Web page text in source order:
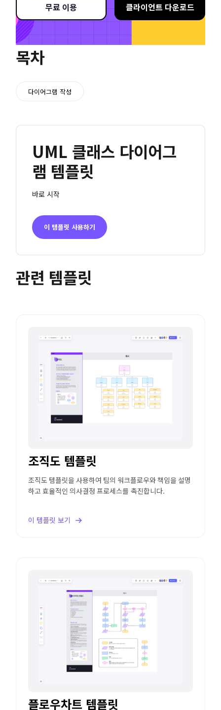
무료 이용 클라이언트 다운로드
목차
다이어그램 작성
UML 클래스 다이어그
램 템플릿
바로 시작
이 템플릿 사용하기
관련 템플릿
조직도 템플릿
조직도 템플릿을 사용하여 팀의 워크플로우와 책임을 설명
하고 효율적인 의사결정 프로세스를 촉진합니다.
이 템플릿 보기
플로우차트 템플릿